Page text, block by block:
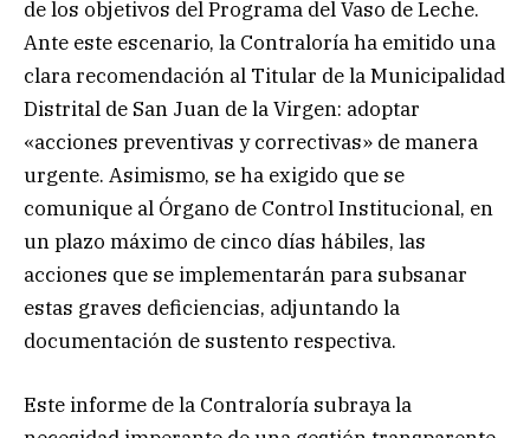
de los objetivos del Programa del Vaso de Leche.
Ante este escenario, la Contraloría ha emitido una
clara recomendación al Titular de la Municipalidad
Distrital de San Juan de la Virgen: adoptar
«acciones preventivas y correctivas» de manera
urgente. Asimismo, se ha exigido que se
comunique al Órgano de Control Institucional, en
un plazo máximo de cinco días hábiles, las
acciones que se implementarán para subsanar
estas graves deficiencias, adjuntando la
documentación de sustento respectiva.
Este informe de la Contraloría subraya la